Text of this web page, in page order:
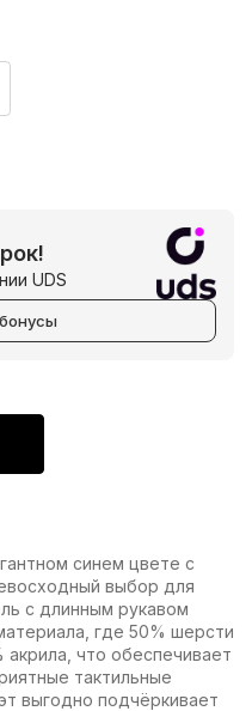
UDS
синем цвете с
выбор для
с длинным рукавом
где 50% шерсти
что обеспечивает
тактильные
выгодно подчёркивает